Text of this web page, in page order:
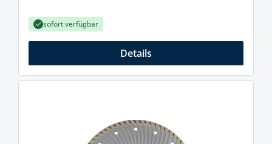
sofort verfügbar
Details